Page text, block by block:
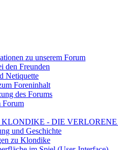
zu unserem Forum
den Freunden
Netiquette
Foreninhalt
des Forums
Forum
KLONDIKE - DIE
und Geschichte
zu Klondike